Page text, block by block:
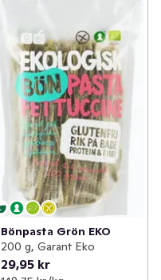
Bönpasta Grön EKO
200 g, Garant Eko
29,95 kr